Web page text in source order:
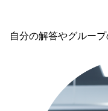
自分の解答やグルー